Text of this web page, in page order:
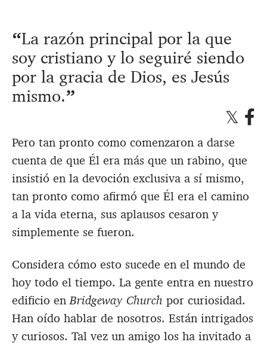
La razón principal por la que
soy cristiano y lo seguiré siendo
por la gracia de Dios, es Jesús
mismo.
Pero tan pronto como comenzaron a darse
cuenta de que Él era más que un rabino, que
insistió en la devoción exclusiva a sí mismo,
tan pronto como afirmó que Él era el camino
a la vida eterna, sus aplausos cesaron y
simplemente se fueron.
Considera cómo esto sucede en el mundo de
hoy todo el tiempo. La gente entra en nuestro
edificio enBridgeway Church por curiosidad.
Han oído hablar de nosotros. Están intrigados
y curiosos. Tal vez un amigo los ha invitado a